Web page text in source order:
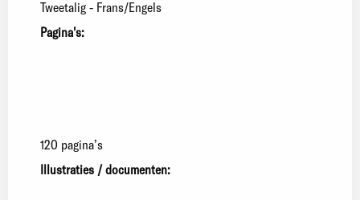
Tweetalig - Frans/Engels
Pagina's:
120 pagina’s
Illustraties / documenten: